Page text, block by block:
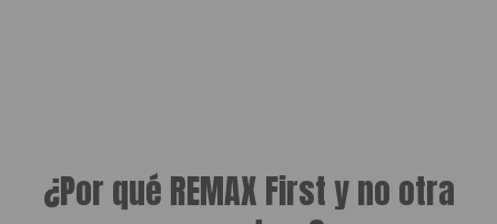
¿Por qué REMAX First y no otra